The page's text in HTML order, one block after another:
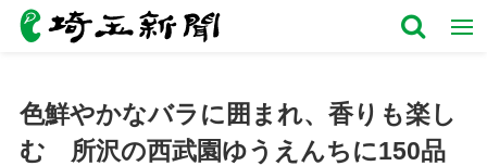
色鮮やかなバラに囲まれ、香りも楽し
む 所沢の西武園ゆうえんちに150品